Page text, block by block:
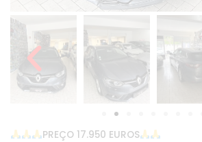
PREÇO 17.950 EUROS